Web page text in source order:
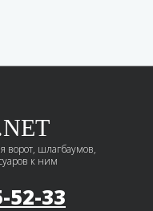
ворот, шлагбаумов,
к ним
52-33